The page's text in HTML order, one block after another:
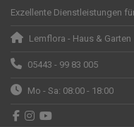
Exzellente Dienstleistungen
Lemflora - Haus & Garten
05443 - 99 83 005
Mo - Sa: 08:00 - 18:00